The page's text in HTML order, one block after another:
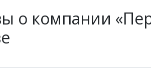
о компании